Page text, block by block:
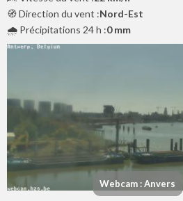
🧭 Direction du vent :Nord-Est
🌧️ Précipitations 24 h :0 mm
Webcam : Anvers